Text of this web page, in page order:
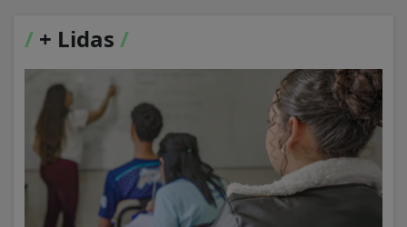
/ + Lidas /